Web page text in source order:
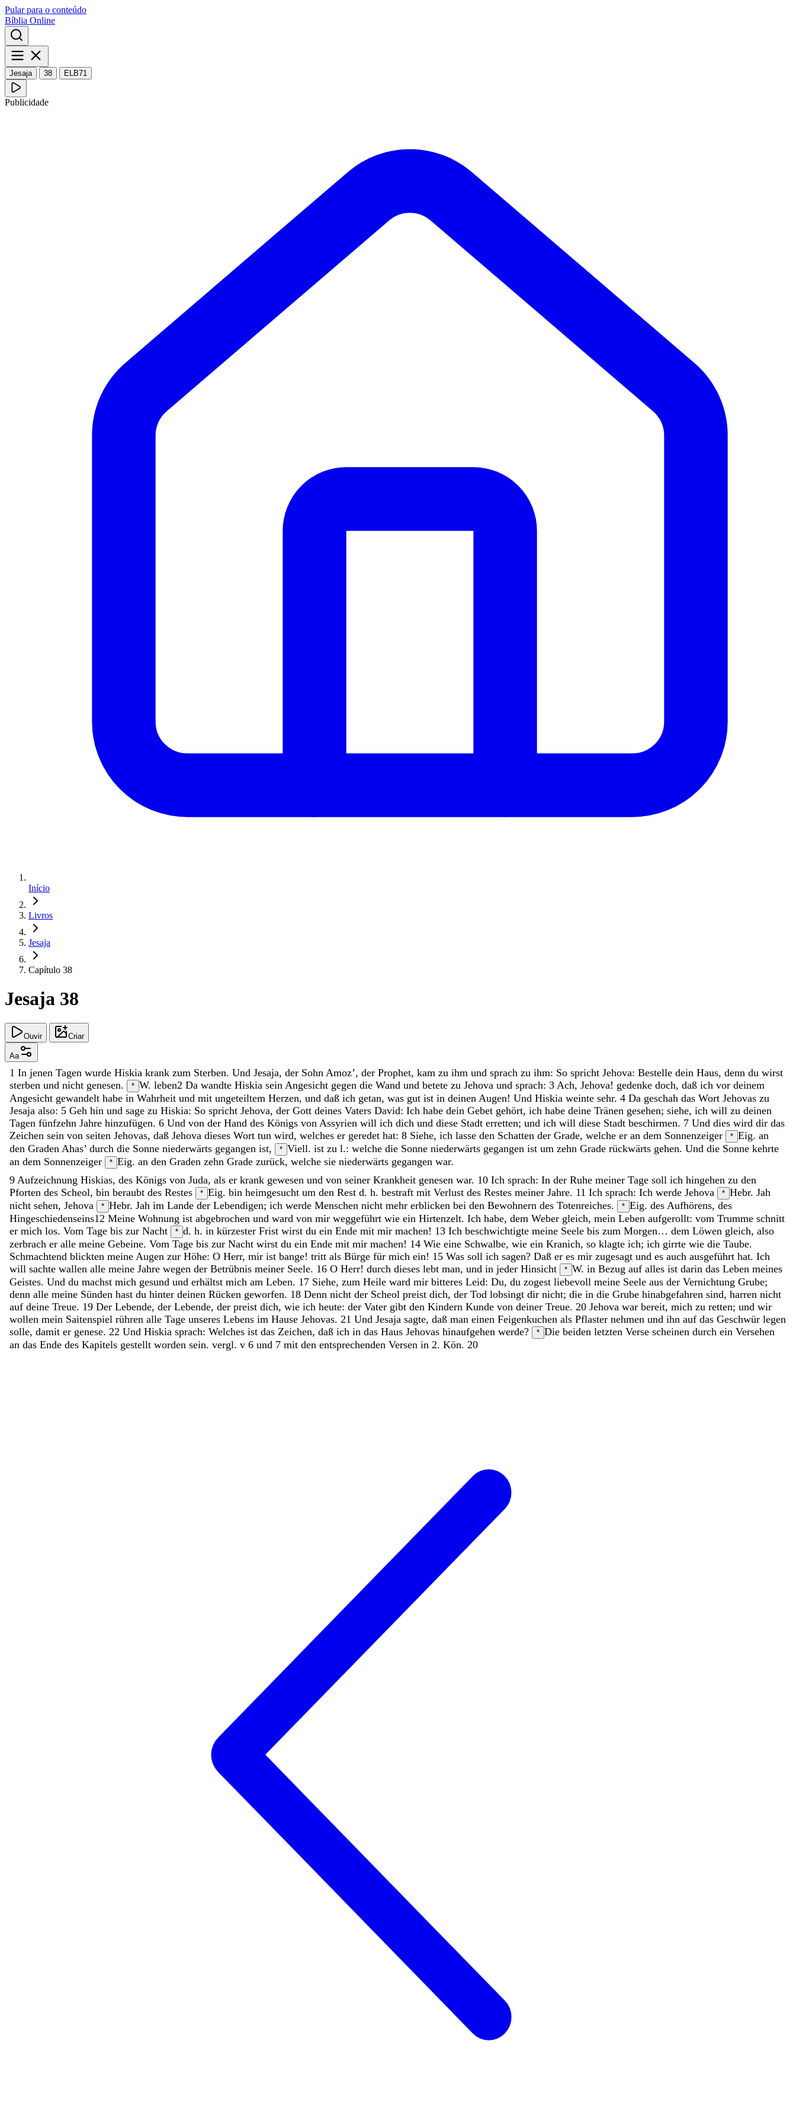
Pular para o conteúdo
Bíblia Online
Jesaja 38 ELB71
Publicidade
Início
Livros
Jesaja
Capítulo 38
Jesaja 38
Ouvir Criar
Aa
1 In jenen Tagen wurde Hiskia krank zum Sterben. Und Jesaja, der Sohn Amoz’, der Prophet, kam zu ihm und sprach zu ihm: So spricht Jehova: Bestelle dein Haus, denn du wirst
sterben und nicht genesen. * W. leben2 Da wandte Hiskia sein Angesicht gegen die Wand und betete zu Jehova und sprach: 3 Ach, Jehova! gedenke doch, daß ich vor deinem
Angesicht gewandelt habe in Wahrheit und mit ungeteiltem Herzen, und daß ich getan, was gut ist in deinen Augen! Und Hiskia weinte sehr. 4 Da geschah das Wort Jehovas zu
Jesaja also: 5 Geh hin und sage zu Hiskia: So spricht Jehova, der Gott deines Vaters David: Ich habe dein Gebet gehört, ich habe deine Tränen gesehen; siehe, ich will zu deinen
Tagen fünfzehn Jahre hinzufügen. 6 Und von der Hand des Königs von Assyrien will ich dich und diese Stadt erretten; und ich will diese Stadt beschirmen. 7 Und dies wird dir das
Zeichen sein von seiten Jehovas, daß Jehova dieses Wort tun wird, welches er geredet hat: 8 Siehe, ich lasse den Schatten der Grade, welche er an dem Sonnenzeiger * Eig. an
den Graden Ahas’ durch die Sonne niederwärts gegangen ist, * Viell. ist zu l.: welche die Sonne niederwärts gegangen ist um zehn Grade rückwärts gehen. Und die Sonne kehrte
an dem Sonnenzeiger * Eig. an den Graden zehn Grade zurück, welche sie niederwärts gegangen war.
9 Aufzeichnung Hiskias, des Königs von Juda, als er krank gewesen und von seiner Krankheit genesen war. 10 Ich sprach: In der Ruhe meiner Tage soll ich hingehen zu den
Pforten des Scheol, bin beraubt des Restes * Eig. bin heimgesucht um den Rest d. h. bestraft mit Verlust des Restes meiner Jahre. 11 Ich sprach: Ich werde Jehova * Hebr. Jah
nicht sehen, Jehova * Hebr. Jah im Lande der Lebendigen; ich werde Menschen nicht mehr erblicken bei den Bewohnern des Totenreiches. * Eig. des Aufhörens, des
Hingeschiedenseins12 Meine Wohnung ist abgebrochen und ward von mir weggeführt wie ein Hirtenzelt. Ich habe, dem Weber gleich, mein Leben aufgerollt: vom Trumme schnitt
er mich los. Vom Tage bis zur Nacht * d. h. in kürzester Frist wirst du ein Ende mit mir machen! 13 Ich beschwichtigte meine Seele bis zum Morgen… dem Löwen gleich, also
zerbrach er alle meine Gebeine. Vom Tage bis zur Nacht wirst du ein Ende mit mir machen! 14 Wie eine Schwalbe, wie ein Kranich, so klagte ich; ich girrte wie die Taube.
Schmachtend blickten meine Augen zur Höhe: O Herr, mir ist bange! tritt als Bürge für mich ein! 15 Was soll ich sagen? Daß er es mir zugesagt und es auch ausgeführt hat. Ich
will sachte wallen alle meine Jahre wegen der Betrübnis meiner Seele. 16 O Herr! durch dieses lebt man, und in jeder Hinsicht * W. in Bezug auf alles ist darin das Leben meines
Geistes. Und du machst mich gesund und erhältst mich am Leben. 17 Siehe, zum Heile ward mir bitteres Leid: Du, du zogest liebevoll meine Seele aus der Vernichtung Grube;
denn alle meine Sünden hast du hinter deinen Rücken geworfen. 18 Denn nicht der Scheol preist dich, der Tod lobsingt dir nicht; die in die Grube hinabgefahren sind, harren nicht
auf deine Treue. 19 Der Lebende, der Lebende, der preist dich, wie ich heute: der Vater gibt den Kindern Kunde von deiner Treue. 20 Jehova war bereit, mich zu retten; und wir
wollen mein Saitenspiel rühren alle Tage unseres Lebens im Hause Jehovas. 21 Und Jesaja sagte, daß man einen Feigenkuchen als Pflaster nehmen und ihn auf das Geschwür legen
solle, damit er genese. 22 Und Hiskia sprach: Welches ist das Zeichen, daß ich in das Haus Jehovas hinaufgehen werde? * Die beiden letzten Verse scheinen durch ein Versehen
an das Ende des Kapitels gestellt worden sein. vergl. v 6 und 7 mit den entsprechenden Versen in 2. Kön. 20